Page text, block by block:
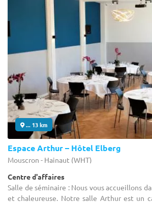
... 13 km
Espace Arthur – Hôtel Elberg
Mouscron - Hainaut (WHT)
Centre d'affaires
Salle de séminaire : Nous vous accueillons
et chaleureuse. Notre salle Arthur est un